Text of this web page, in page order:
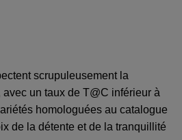
scrupuleusement la
un taux de T@C inférieur à
homologuées au catalogue
de la détente et de la tranquillité